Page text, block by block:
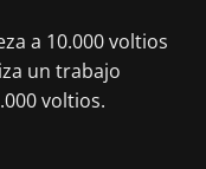
a 10.000 voltios
un trabajo
voltios.